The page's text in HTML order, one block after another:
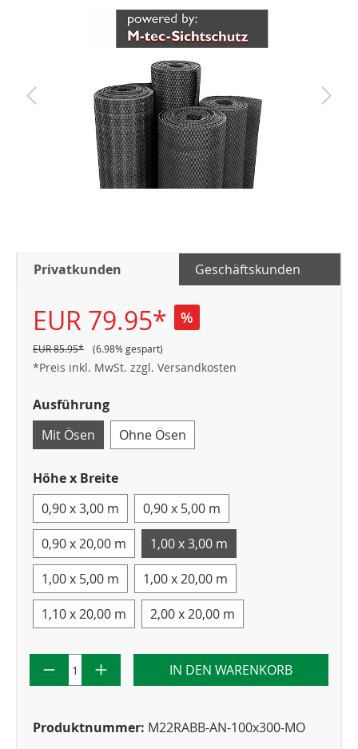
Privatkunden Geschäftskunden
EUR 79.95* %
EUR 85.95* (6.98% gespart)
*Preis inkl. MwSt. zzgl. Versandkosten
Ausführung
Mit Ösen
Ohne Ösen
Höhe x Breite
0,90 x 3,00 m
0,90 x 5,00 m
0,90 x 20,00 m
1,00 x 3,00 m
1,00 x 5,00 m
1,00 x 20,00 m
1,10 x 20,00 m
2,00 x 20,00 m
IN DEN WARENKORB
Produktnummer: M22RABB-AN-100x300-MO